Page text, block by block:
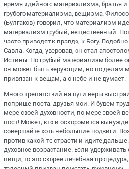
время идейного материализма, братья
грубого материализма, вещизма.
(Булгаков) говорил, что материализм
материализм грубый, вещественный.
часто приводят к правде, к Богу.
Савла. Когда, уверовав, он стал
Истины. Но грубый материализм более
он может быть верующим, но по делам
привязан к вещам, а о небе и не думает.
Много препятствий на пути веры
поприще поста, друзья мои. И будем
мере своей духовности, по мере своей
пост! Может, кто и оскоромится
совершайте хоть небольшие подвиги.
против какой-то страсти и идите
духовное возрастание. Если удерживать
пищи, то это скорее лечебная